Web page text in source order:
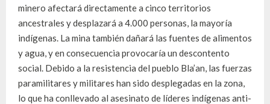
minero afectará directamente a cinco territorios
ancestrales y desplazará a 4.000 personas, la mayoría
indígenas. La mina también dañará las fuentes de alimentos
y agua, y en consecuencia provocaría un descontento
social. Debido a la resistencia del pueblo Bla’an, las fuerzas
paramilitares y militares han sido desplegadas en la zona,
lo que ha conllevado al asesinato de líderes indígenas anti-